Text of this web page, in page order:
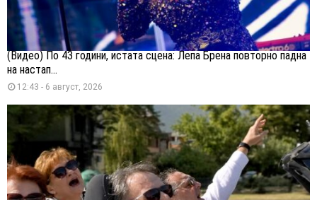
(Видео) По 43 години, истата сцена: Лепа Брена повторно падна
на настап...
12:43 - 6 август, 2026